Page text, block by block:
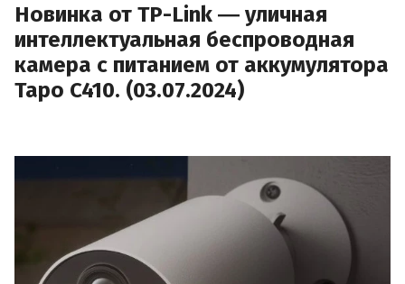
Новинка от TP-Link ― уличная
интеллектуальная беспроводная
камера с питанием от аккумулятора
Tapo C410. (03.07.2024)